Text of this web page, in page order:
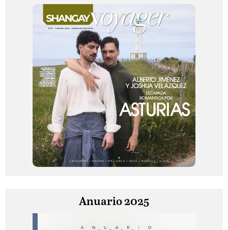
Anuario 2025